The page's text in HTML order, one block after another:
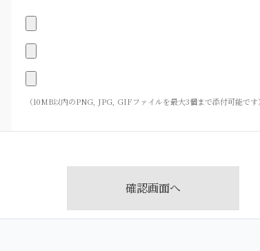
（10MB以内のPNG, JPG, GIFファイルを最大3個まで添付可能です）